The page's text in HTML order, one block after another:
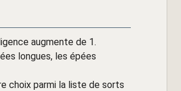
augmente de 1.
longues, les épées
choix parmi la liste de sorts